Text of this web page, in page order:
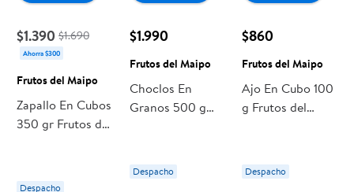
$1.390 $1.690
Ahorra $300
Frutos del Maipo
Zapallo En Cubos
350 gr Frutos del
Despacho
$1.990
Frutos del Maipo
Choclos En
Granos 500 g
Despacho
$860
Frutos del Maipo
Ajo En Cubo 100
g Frutos del
Despacho